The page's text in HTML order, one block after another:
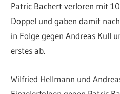
Patric Bachert verloren mit
Doppel und gaben damit
in Folge gegen Andreas Kull
erstes ab.
Wilfried Hellmann und